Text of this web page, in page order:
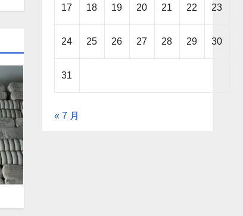
17 18 19 20 21 22 23
24 25 26 27 28 29 30
31
« 7 月